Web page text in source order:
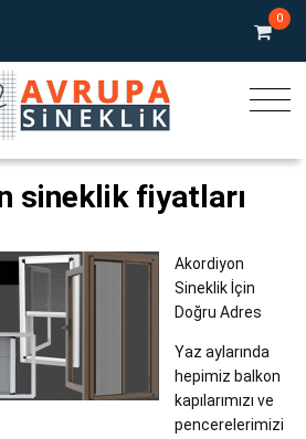
0
sineklik fiyatları
Akordiyon
Sineklik İçin
Doğru Adres
Yaz aylarında
hepimiz balkon
kapılarımızı ve
pencerelerimizi